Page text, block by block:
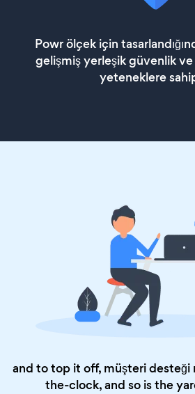
Powr ölçek için
gelişmiş yerleşik güvenlik
yeteneklere
and to top it off, müşteri
the-clock, and so is the